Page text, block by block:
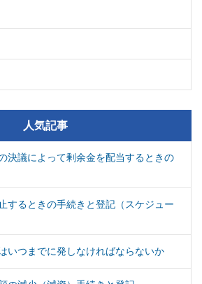
人気記事
決議によって剰余金を配当するときの
するときの手続きと登記（スケジュー
いつまでに発しなければならないか